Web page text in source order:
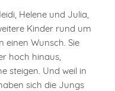
Helene und Julia,
Kinder rund um
einen Wunsch. Sie
hoch hinaus,
steigen. Und weil in
sich die Jungs